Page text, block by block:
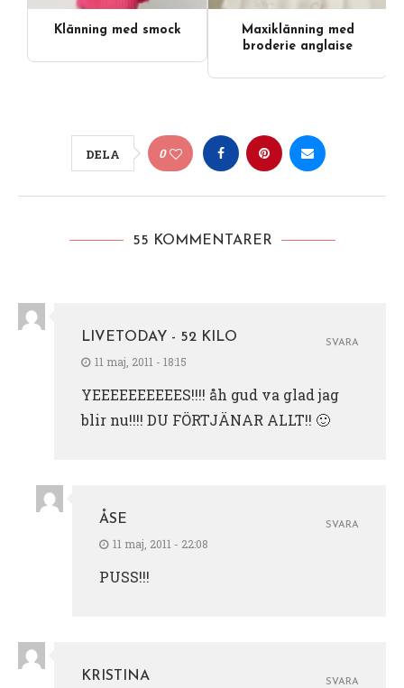
Videoinnehåll
Klänning med smock
Maxiklänning med
broderie anglaise
DELA 0
55 KOMMENTARER
LIVETODAY - 52 KILO
11 maj, 2011 - 18:15
YEEEEEEEEEES!!!! åh gud va glad jag
blir nu!!!! DU FÖRTJÄNAR ALLT!! 🙂
SVARA
ÅSE
11 maj, 2011 - 22:08
PUSS!!!
SVARA
KRISTINA
SVARA